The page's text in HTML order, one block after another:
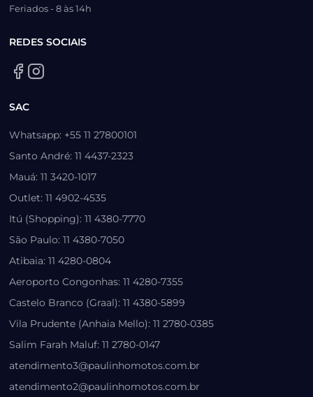
Feriados - 8 às 14h
REDES SOCIAIS
SAC
Whatsapp: +55 11 27800101
Santo André: 11 4437-2323
Mauá: 11 3420-1017
Outlet: 11 4902-4535
Itú (Shopping): 11 4380-7770
São Paulo: 11 4380-7050
Atibaia: 11 4280-0804
Aeroporto Congonhas: 11 4280-7355
Castelo Branco (Graal): 11 4380-5899
Vila Prudente (Anhaia Mello): 11 2780-0385
Salim Farah Maluf: 11 2780-0147
atendimento3@paulinhomotos.com.br
atendimento2@paulinhomotos.com.br